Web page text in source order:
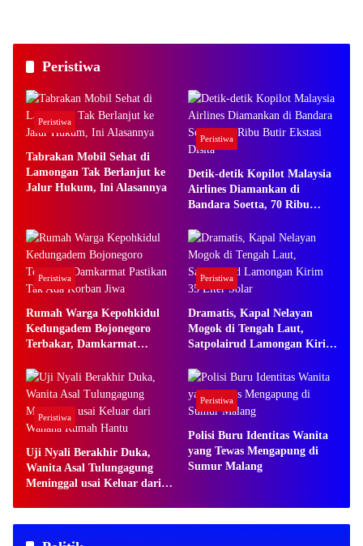
Peristiwa
Peristiwa
Tabrakan Mobil Sehat di
Lamongan Tak Berlanjut ke
Jalur Hukum, Ini Alasannya
Peristiwa
Detik-detik Kopilot Malaysia
Airlines Diamankan di
Bandara Soetta, 70 Ribu
Peristiwa
Rumah Warga Kepohkidul
Kedungadem Bojonegoro
Terbakar, Damkarmat
Jiwa
Peristiwa
Dramatis, Kapal Nelayan
Mogok di Tengah Laut,
Satpolairud Lamongan Kirim
Peristiwa
Uji Nyali Berakhir Duka,
Wanita Asal Tulungagung
Meninggal usai Keluar dari
Peristiwa
Polisi Buru Identitas Wanita
yang Tewas Mengapung di
Sumur Malang